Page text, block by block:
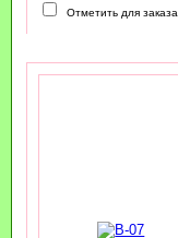
Отметить для заказа